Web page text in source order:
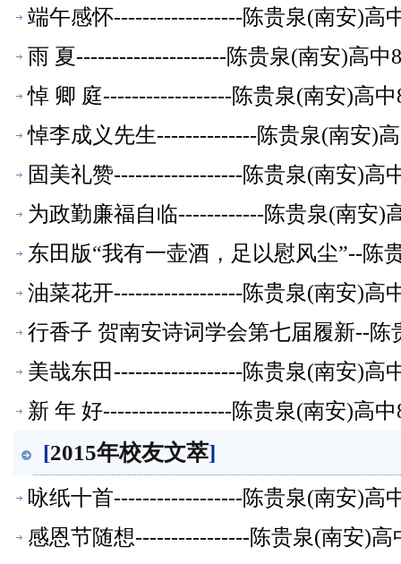
端午感怀------------------陈贵泉(南安)高
雨 夏---------------------陈贵泉(南安)高中
悼 卿 庭------------------陈贵泉(南安)高
悼李成义先生--------------陈贵泉(南安)
固美礼赞------------------陈贵泉(南安)高
为政勤廉福自临------------陈贵泉(南安)
东田版“我有一壶酒，足以慰风尘”--陈
油菜花开------------------陈贵泉(南安)高
行香子 贺南安诗词学会第七届履新--
美哉东田------------------陈贵泉(南安)高
新 年 好------------------陈贵泉(南安)高
[2015年校友文萃]
咏纸十首------------------陈贵泉(南安)高
感恩节随想----------------陈贵泉(南安)高